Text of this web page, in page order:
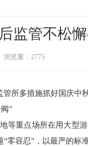
监管不
览量： 2775
多措施抓好国庆中
”
重点场所在用大型游
“零容忍”，以最严的